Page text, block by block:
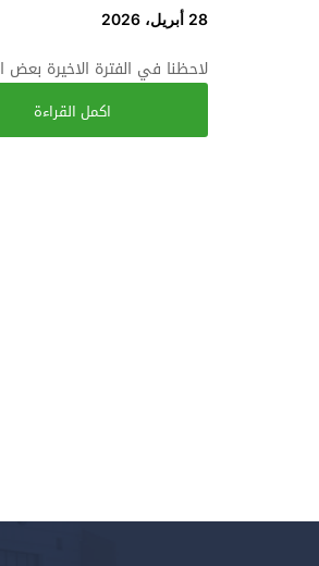
28 أبريل، 2026
لاحظنا في الفترة الاخيرة بعض
اكمل القراءة